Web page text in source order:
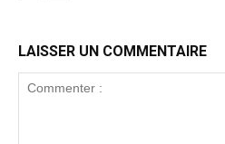
LAISSER UN COMMENTAIRE